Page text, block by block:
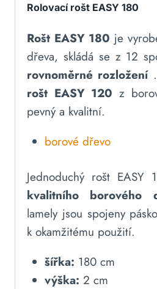
Rolovací rošt EASY 180
Rošt EASY 180 je
dřeva, skládá se z 12
rovnoměrné rozložení.
rošt EASY 120 z
pevný a kvalitní.
borové dřevo
Jednoduchý rošt EASY
kvalitního borového
lamely jsou spojeny
k okamžitému použití.
šířka: 180 cm
výška: 2 cm